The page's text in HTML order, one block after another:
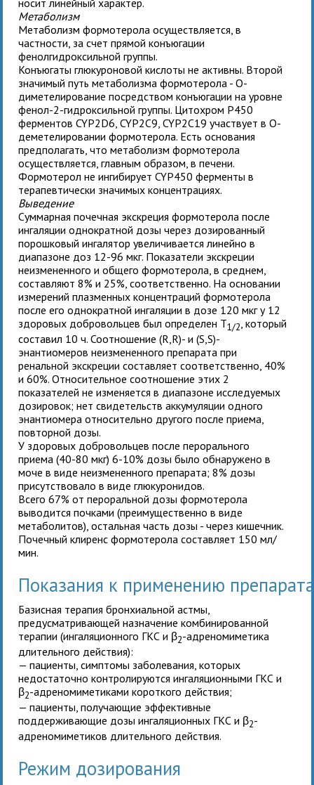
Метаболизм
Метаболизм формотерола осуществляется, в
частности, за счет прямой конъюгации
фенолгидроксильной группы.
Конъюгаты глюкуроновой кислоты не активны. Второй
значимый путь метаболизма формотерола - О-
диметелирование посредством конъюгации на уровне
фенол-2-гидроксильной группы. Цитохром Р450
ферментов CYP2D6, CYP2C9, CYP2C19 участвует в О-
деметелировании формотерола. Есть основания
предполагать, что метаболизм формотерола
осуществляется, главным образом, в печени.
Формотерол не ингибирует CYP450 ферменты в
терапевтически значимых концентрациях.
Выведение
Суммарная почечная экскреция формотерола после
ингаляции однократной дозы через дозированный
порошковый ингалятор увеличивается линейно в
диапазоне доз 12-96 мкг. Показатели экскреции
неизмененного и общего формотерола, в среднем,
составляют 8% и 25%, соответственно. На основании
измерений плазменных концентраций формотерола
после его однократной ингаляции в дозе 120 мкг у 12
здоровых добровольцев был определен T1/2 , который
составил 10 ч. Соотношение (R,R)- и (S,S)-
энантиомеров неизмененного препарата при
ренальной экскреции составляет соответственно, 40%
и 60%. Относительное соотношение этих 2
показателей не изменяется в диапазоне исследуемых
дозировок; нет свидетельств аккумуляции одного
энантиомера относительно другого после приема,
повторной дозы.
У здоровых добровольцев после перорального
приема (40-80 мкг) 6-10% дозы было обнаружено в
моче в виде неизмененного препарата; 8% дозы
присутствовало в виде глюкуронидов.
Всего 67% от пероральной дозы формотерола
выводится почками (преимущественно в виде
метаболитов), остальная часть дозы - через кишечник.
Почечный клиренс формотерола составляет 150 мл/
мин.
Показания к применению
Базисная терапия бронхиальной астмы,
предусматривающей назначение комбинированной
терапии (ингаляционного ГКС и β2-адреномиметика
длительного действия):
— пациенты, симптомы заболевания, которых
недостаточно контролируются ингаляционными ГКС и
β2-адреномиметиками короткого действия;
— пациенты, получающие эффективные
поддерживающие дозы ингаляционных ГКС и β2-
адреномиметиков длительного действия.
Режим дозирования